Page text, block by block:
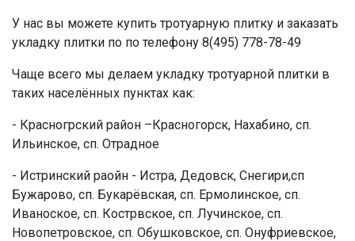
У нас вы можете купить тротуарную плитку и заказать
укладку плитки по по телефону 8(495) 778-78-49
Чаще всего мы делаем укладку тротуарной плитки в
таких населённых пунктах как:
- Красногрский район –Красногорск, Нахабино, сп.
Ильинское, сп. Отрадное
- Истринский раойн - Истра, Дедовск, Снегири,сп
Бужарово, сп. Букарёвская, сп. Ермолинское, сп.
Иваноское, сп. Кострвское, сп. Лучинское, сп.
Новопетровское, сп. Обушковское, сп. Онуфриевское,